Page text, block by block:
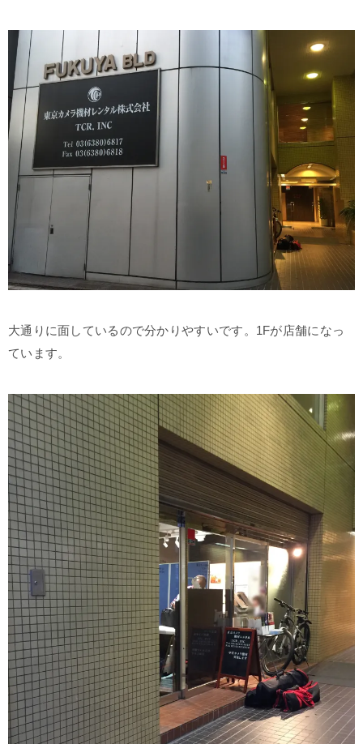
大通りに面しているので分かりやすいです。1Fが店舗になっ
ています。